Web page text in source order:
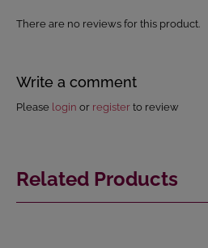
There are no reviews for this product.
Write a comment
Please login or register to review
Related Products